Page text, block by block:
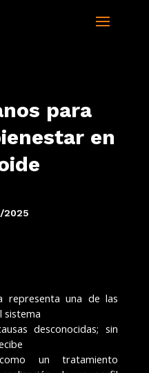
para
en
2025
representa una de las
sistema
desconocidas; sin
un tratamiento